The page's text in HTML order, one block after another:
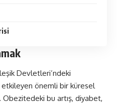
Devletleri’ndeki
etkileyen önemli bir küresel
bu artış, diyabet,